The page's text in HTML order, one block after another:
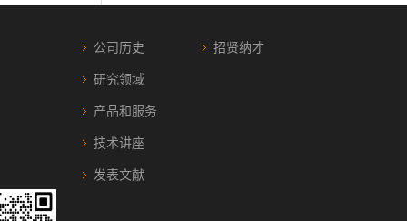
公司历史
研究领域
产品和服务
技术讲座
发表文献
招贤纳才